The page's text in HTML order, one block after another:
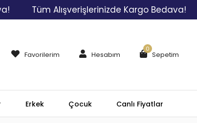
Tüm Alışverişlerinizde Kargo Bedava!
Favorilerim Hesabım Sepetim
0
Erkek Çocuk Canlı Fiyatlar